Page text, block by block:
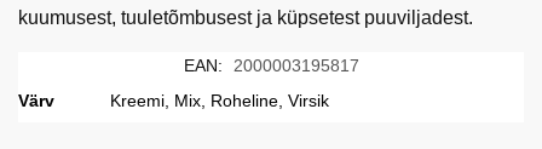
kuumusest, tuuletõmbusest ja küpsetest puuviljadest.
EAN:
2000003195817
Värv
Kreemi, Mix, Roheline, Virsik